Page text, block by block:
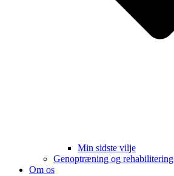
Min sidste vilje
Genoptræning og rehabilitering
Om os